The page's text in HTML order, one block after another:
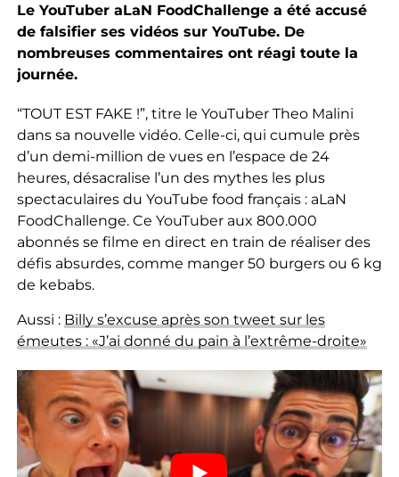
Le YouTuber aLaN FoodChallenge a été accusé
de falsifier ses vidéos sur YouTube. De
nombreuses commentaires ont réagi toute la
journée.
“TOUT EST FAKE !”, titre le YouTuber Theo Malini
dans sa nouvelle vidéo. Celle-ci, qui cumule près
d’un demi-million de vues en l’espace de 24
heures, désacralise l’un des mythes les plus
spectaculaires du YouTube food français : aLaN
FoodChallenge. Ce YouTuber aux 800.000
abonnés se filme en direct en train de réaliser des
défis absurdes, comme manger 50 burgers ou 6 kg
de kebabs.
Aussi : Billy s’excuse après son tweet sur les
émeutes : «J’ai donné du pain à l’extrême-droite»